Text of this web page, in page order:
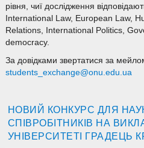
рівня, чиї дослідження
International Law, European Law,
Relations, International Politics,
democracy.
За довідками звертатися за
students_exchange@onu.edu.ua
НОВИЙ КОНКУРС ДЛЯ
СПІВРОБІТНИКІВ НА
УНІВЕРСИТЕТІ ГРАДЕЦЬ